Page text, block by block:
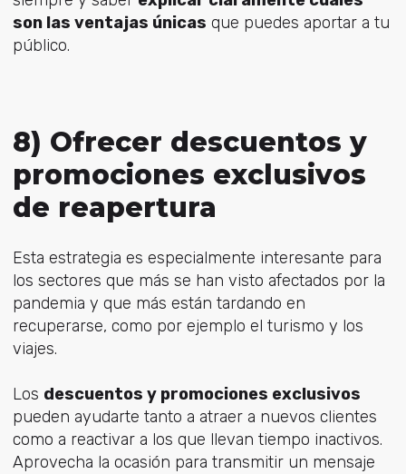
son las ventajas únicas que puedes aportar a tu
público.
8) Ofrecer descuentos y
promociones exclusivos
de reapertura
Esta estrategia es especialmente interesante para
los sectores que más se han visto afectados por la
pandemia y que más están tardando en
recuperarse, como por ejemplo el turismo y los
viajes.
Los descuentos y promociones exclusivos
pueden ayudarte tanto a atraer a nuevos clientes
como a reactivar a los que llevan tiempo inactivos.
Aprovecha la ocasión para transmitir un mensaje